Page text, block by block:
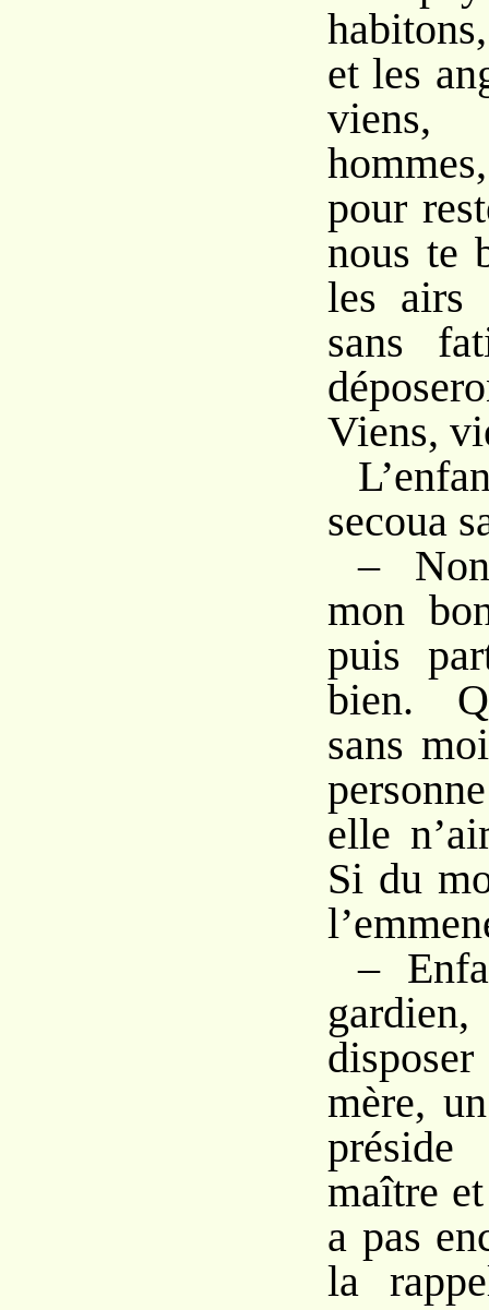
et les
viens,
pour
nous te
les airs
sans
Viens,
secoua
–
mon
puis
bien.
sans
elle
Si du
–
mère,
maître
a pas
la